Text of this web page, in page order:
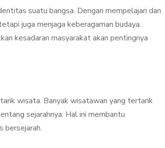
suatu bangsa. Dengan mempelajari dan
juga menjaga keberagaman budaya.
kesadaran masyarakat akan pentingnya
wisata. Banyak wisatawan yang tertarik
sejarahnya. Hal ini membantu
bersejarah.